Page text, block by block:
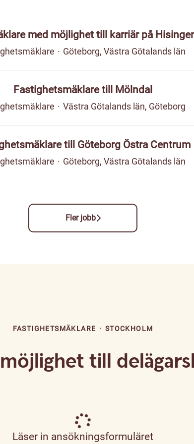
med möjlighet till karriär på
· Göteborg, Västra Götalands län
Fastighetsmäklare till Mölndal
· Västra Götalands län, Göteborg
till Göteborg Östra Centrum
· Göteborg, Västra Götalands län
Fler jobb
FASTIGHETSMÄKLARE · STOCKHOLM
till
Läser in ansökningsformuläret